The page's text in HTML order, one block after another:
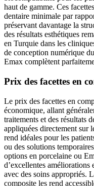
haut de gamme. Ces
dentaire minimale par
préservant davantage la
des résultats esthétiques
en Turquie dans les
de conception numérique
Emax complètent
Prix des facettes en
Le prix des facettes en
économique, allant
traitements et des résultats
appliquées directement sur
rend idéales pour les
ou des solutions
options en porcelaine ou
d’excellentes améliorations
avec des soins appropriés.
composite les rend